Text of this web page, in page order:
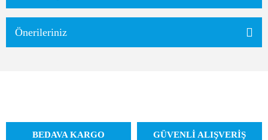
Önerileriniz
BEDAVA KARGO
GÜVENLİ ALIŞVERİŞ